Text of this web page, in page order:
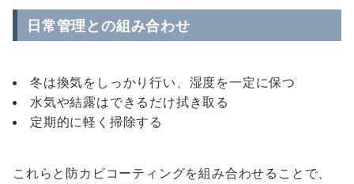
日常管理との組み合わせ
冬は換気をしっかり行い、湿度を一定に保つ
水気や結露はできるだけ拭き取る
定期的に軽く掃除する
これらと防カビコーティングを組み合わせることで、